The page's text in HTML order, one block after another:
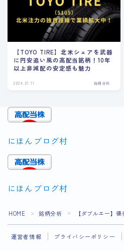
【TOYO TIRE】北米シェアを武器
に円安追い風の高配当銘柄！10年
以上非減配の安定感も魅力
2024.01.11 銘柄分析
にほんブログ村
にほんブログ村
HOME ＞ 銘柄分析 ＞ 【ダブルエー】
運営者情報 プライバシーポリシー